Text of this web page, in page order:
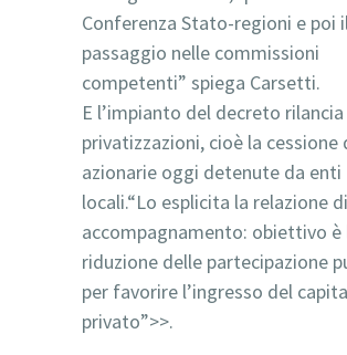
Conferenza Stato-regioni e poi il
passaggio nelle commissioni
competenti” spiega Carsetti.
E l’impianto del decreto
privatizzazioni, cioè la cessione
azionarie oggi detenute da enti
locali.“Lo esplicita la relazione di
accompagnamento: obiettivo è
riduzione delle partecipazione
per favorire l’ingresso del
privato”>>.